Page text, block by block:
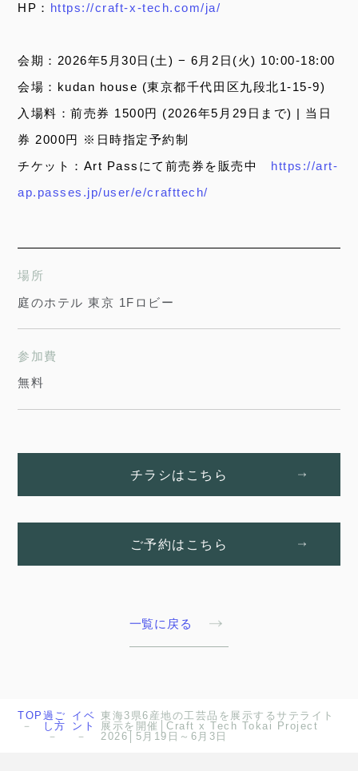
HP： https://craft-x-tech.com/ja/
会期：2026年5⽉30⽇(⼟) − 6⽉2⽇(⽕) 10:00-18:00
会場：kudan house (東京都千代⽥区九段北1-15-9)
⼊場料：前売券 1500円 (2026年5⽉29⽇まで) | 当⽇
券 2000円 ※⽇時指定予約制
チケット：Art Passにて前売券を販売中 https://art-
ap.passes.jp/user/e/crafttech/
場所
庭のホテル 東京 1Fロビー
参加費
無料
チラシはこちら
ご予約はこちら
一覧に戻る
TOP 過ご
し方
イベ
ント
東海3県6産地の工芸品を展示するサテライト
展示を開催│Craft x Tech Tokai Project
2026│5月19日～6月3日